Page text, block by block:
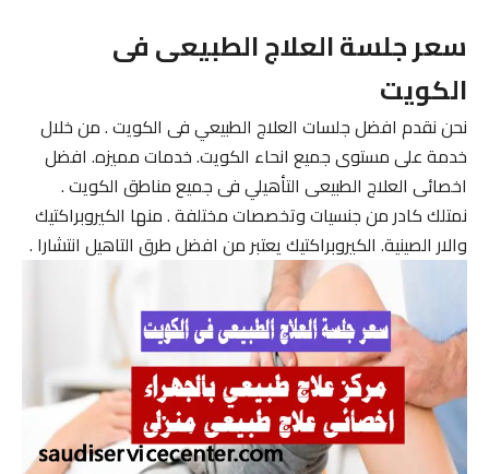
سعر جلسة العلاج الطبيعى فى
الكويت
نحن نقدم افضل جلسات العلاج الطبيعي فى الكويت . من خلال
خدمة على مستوى جميع انحاء الكويت. خدمات مميزه. افضل
اخصائى العلاج الطبيعى التأهيلي فى جميع مناطق الكويت .
نمتلك كادر من جنسيات وتخصصات مختلفة . منها الكيروبراكتيك
والار الصينية. الكيروبراكتيك يعتبر من افضل طرق التاهيل انتشارا .